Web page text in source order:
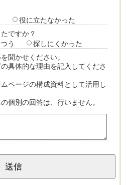
役に立たなかった
ですか？
う
探しにくかった
聞かせください。
具体的な理由を記入してくださ
ページの構成資料として活用し
個別の回答は、行いません。